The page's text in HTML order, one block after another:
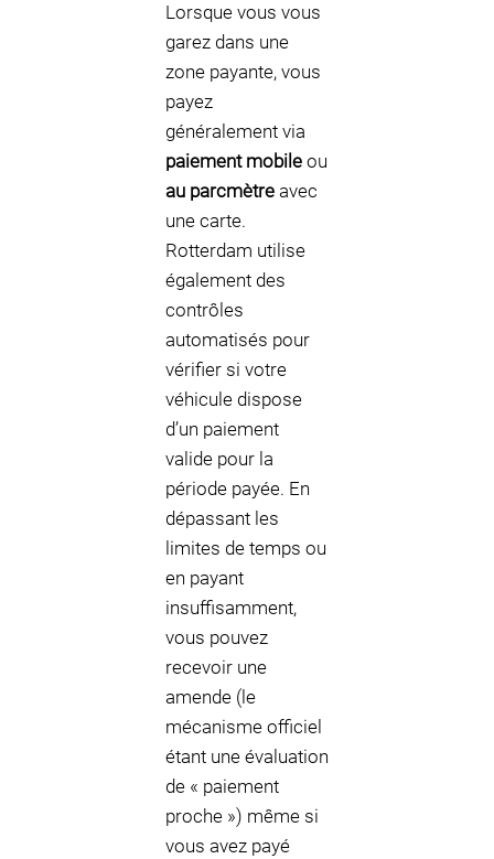
Lorsque vous vous
garez dans une
zone payante, vous
payez
généralement via
paiement mobile ou
au parcmètre avec
une carte.
Rotterdam utilise
également des
contrôles
automatisés pour
vérifier si votre
véhicule dispose
d’un paiement
valide pour la
période payée. En
dépassant les
limites de temps ou
en payant
insuffisamment,
vous pouvez
recevoir une
amende (le
mécanisme officiel
étant une évaluation
de « paiement
proche ») même si
vous avez payé